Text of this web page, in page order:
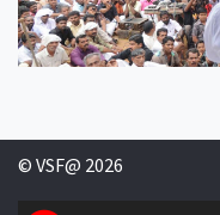
© VSF@ 2026